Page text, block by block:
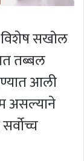
सखोल
तब्बल
आली
असल्याने